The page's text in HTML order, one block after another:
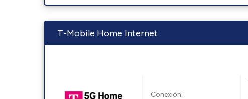
T-Mobile Home Internet
Conexión: